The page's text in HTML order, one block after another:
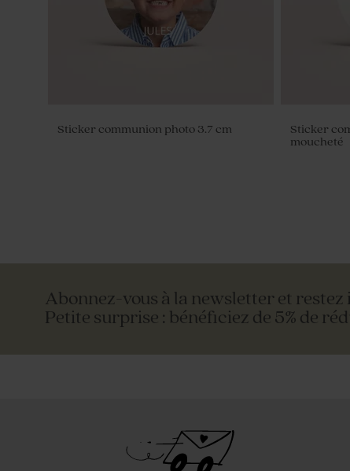
Sticker communion photo 3.7 cm
Sticker
moucheté
Abonnez-vous à la newsletter et restez
Petite surprise : bénéficiez de 5% de